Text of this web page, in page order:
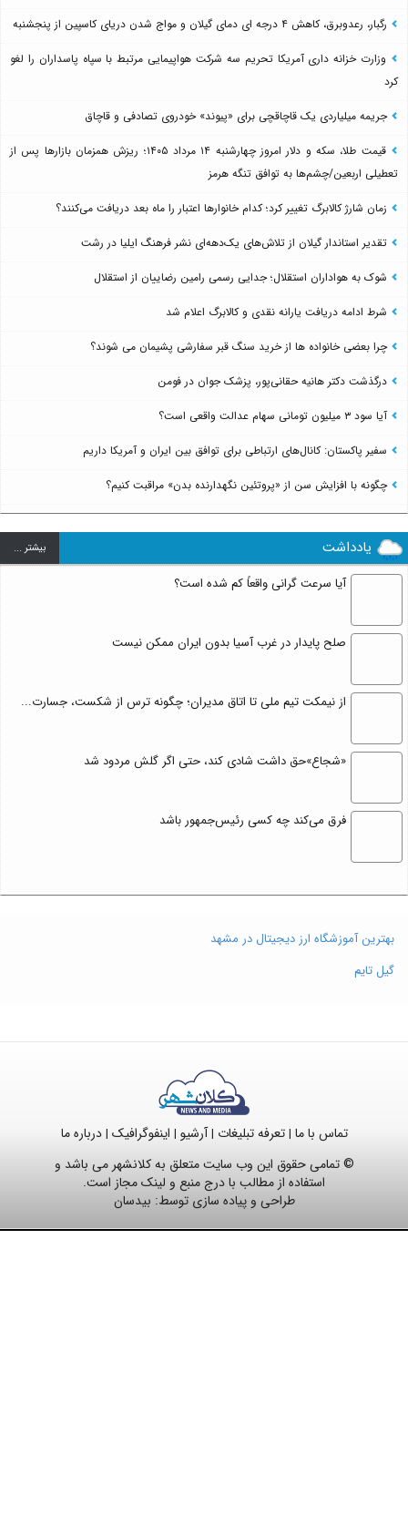
رگبار، رعدوبرق، کاهش ۴ درجه ای دمای گیلان و مواج شدن دریای کاسپین از پنجشنبه
وزارت خزانه داری آمریکا تحریم سه شرکت هواپیمایی مرتبط با سپاه پاسداران را لغو
کرد
جریمه میلیاردی یک قاچاقچی برای «پیوند» خودروی تصادفی و قاچاق
قیمت طلا، سکه و دلار امروز چهارشنبه ۱۴ مرداد ۱۴۰۵؛ ریزش همزمان بازارها پس از
تعطیلی اربعین/چشم‌ها به توافق تنگه هرمز
زمان شارژ کالابرگ تغییر کرد؛ کدام خانوارها اعتبار را ماه بعد دریافت می‌کنند؟
تقدیر استاندار گیلان از تلاش‌های یک‌دهه‌ای نشر فرهنگ ایلیا در رشت
شوک به هواداران استقلال؛ جدایی رسمی رامین رضاییان از استقلال
شرط ادامه دریافت یارانه نقدی و کالابرگ اعلام شد
چرا بعضی خانواده ها از خرید سنگ قبر سفارشی پشیمان می شوند؟
درگذشت دکتر هانیه حقانی‌پور، پزشک جوان در فومن
آیا سود ۳ میلیون تومانی سهام عدالت واقعی است؟
سفیر پاکستان: کانال‌های ارتباطی برای توافق بین ایران و آمریکا داریم
چگونه با افزایش سن از «پروتئین نگهدارنده بدن» مراقبت کنیم؟
یادداشت بيشتر ...
آیا سرعت گرانی واقعاً کم شده است؟
صلح پایدار در غرب آسیا بدون ایران ممکن نیست
از نیمکت تیم ملی تا اتاق مدیران؛ چگونه ترس از شکست، جسارت...
«شجاع»حق داشت شادی کند، حتی اگر گلش مردود شد
فرق می‌کند چه کسی رئیس‌جمهور باشد
بهترین آموزشگاه ارز دیجیتال در مشهد
گیل تایم
تماس با ما |تعرفه تبلیغات |آرشیو | اینفوگرافیک |درباره ما
© تمامی حقوق این وب سایت متعلق به کلانشهر می باشد و
استفاده از مطالب با درج منبع و لینک مجاز است.
طراحی و پیاده سازی توسط: بیدسان